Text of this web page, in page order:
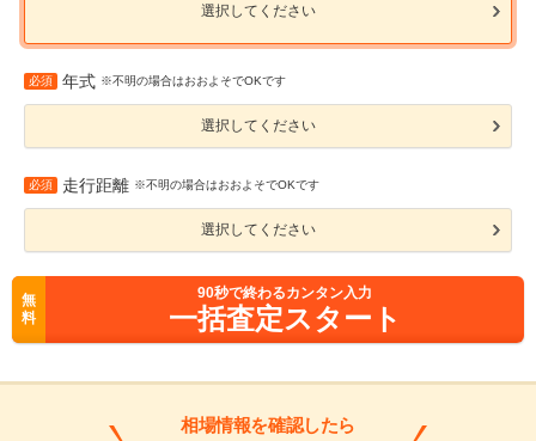
選択してください
必須 年式 ※不明の場合はおおよそでOKです
選択してください
必須 走行距離 ※不明の場合はおおよそでOKです
選択してください
無
料
90秒で終わるカンタン入力
一括査定スタート
相場情報を確認したら